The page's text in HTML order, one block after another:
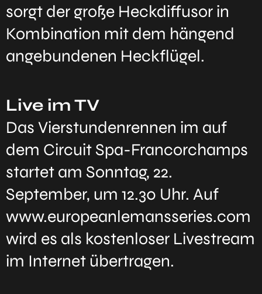
sorgt der große Heckdiffusor in
Kombination mit dem hängend
angebundenen Heckflügel.
Live im TV
Das Vierstundenrennen im auf
dem Circuit Spa-Francorchamps
startet am Sonntag, 22.
September, um 12.30 Uhr. Auf
www.europeanlemansseries.com
wird es als kostenloser Livestream
im Internet übertragen.